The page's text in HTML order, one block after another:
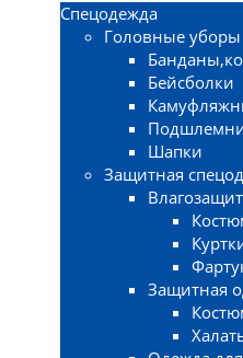
Спецодежда
Головные уборы
Бейсболки
Шапки
Защитная
Защитная